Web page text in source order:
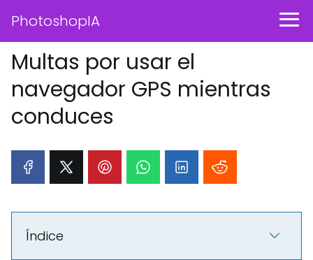
PhotoshopIA
Multas por usar el
navegador GPS mientras
conduces
Índice